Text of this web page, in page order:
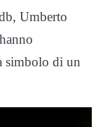
Umberto
simbolo di un